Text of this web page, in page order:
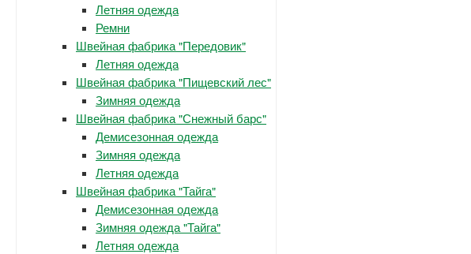
Летняя одежда
Ремни
Швейная фабрика "Передовик"
Летняя одежда
Швейная фабрика "Пищевский лес"
Зимняя одежда
Швейная фабрика "Снежный барс"
Демисезонная одежда
Зимняя одежда
Летняя одежда
Швейная фабрика "Тайга"
Демисезонная одежда
Зимняя одежда "Тайга"
Летняя одежда